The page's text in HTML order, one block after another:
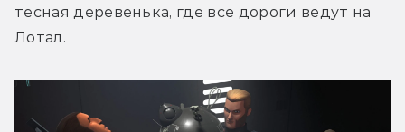
тесная деревенька, где все дороги ведут на
Лотал.